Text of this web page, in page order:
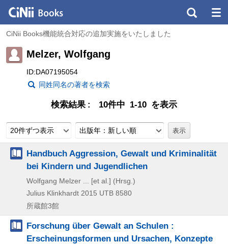
CiNii Books機能統合対応の追加実施をいたしました
Melzer, Wolfgang
ID:DA07195054
同姓同名の著者を検索
検索結果 10件中 1-10 を表示
20件ずつ表示 出版年：新しい順
Handbuch Aggression, Gewalt und Kriminalität
bei Kindern und Jugendlichen
Wolfgang Melzer ... [et al.] (Hrsg.)
Julius Klinkhardt 2015 UTB 8580
所蔵館3館
Forschung über Gewalt an Schulen :
Erscheinungsformen und Ursachen, Konzepte